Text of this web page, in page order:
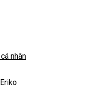
nhân